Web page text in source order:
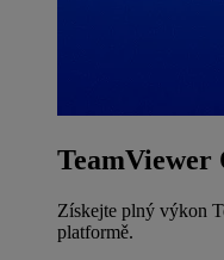
TeamViewer
Získejte plný výkon
platformě.